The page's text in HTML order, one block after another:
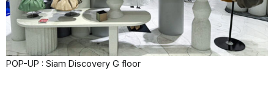
POP-UP : Siam Discovery G floor